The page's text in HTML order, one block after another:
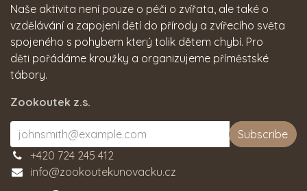
Naše aktivita není pouze o péči o zvířata, ale také o
vzdělávání a zapojení dětí do přírody a zvířecího světa
spojeného s pohybem který tolik dětem chybí. Pro
děti pořádáme kroužky a organizujeme příměstské
tábory.
Zookoutek z.s.
Subscribe
+420 724 245 412
info@zookoutekunovacku.cz